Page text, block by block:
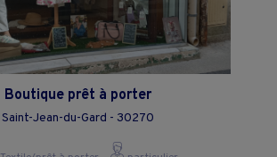
Boutique prêt à porter
Saint-Jean-du-Gard - 30270